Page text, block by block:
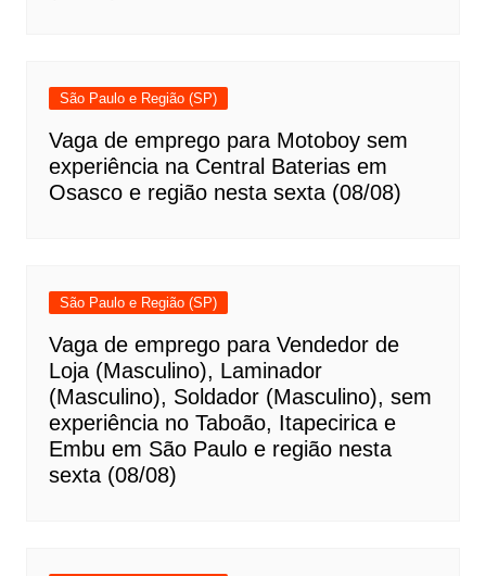
São Paulo e Região (SP)
Vaga de emprego para Motoboy sem
experiência na Central Baterias em
Osasco e região nesta sexta (08/08)
São Paulo e Região (SP)
Vaga de emprego para Vendedor de
Loja (Masculino), Laminador
(Masculino), Soldador (Masculino), sem
experiência no Taboão, Itapecirica e
Embu em São Paulo e região nesta
sexta (08/08)